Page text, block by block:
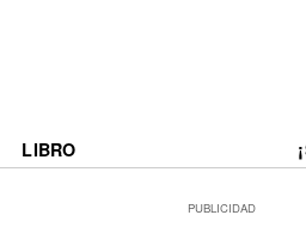
LIBRO
PUBLICIDAD